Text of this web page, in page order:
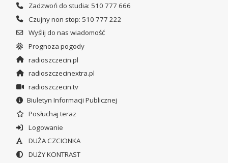
Zadzwoń do studia: 510 777 666
Czujny non stop: 510 777 222
Wyślij do nas wiadomość
Prognoza pogody
radioszczecin.pl
radioszczecinextra.pl
radioszczecin.tv
Biuletyn Informacji Publicznej
Posłuchaj teraz
Logowanie
DUŻA CZCIONKA
DUŻY KONTRAST